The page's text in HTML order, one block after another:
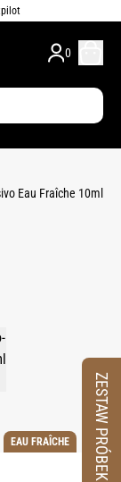
0
Eau Fraîche 10ml
EAU FRAÎCHE ZESTAW PRÓBEK